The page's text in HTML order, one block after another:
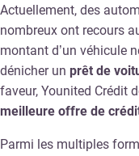
Actuellement, des
nombreux ont recours
montant d’un véhicule
dénicher un prêt de
faveur, Younited Crédit
meilleure offre de
Parmi les multiples